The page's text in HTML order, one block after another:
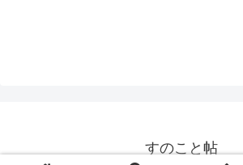
すのこと帖